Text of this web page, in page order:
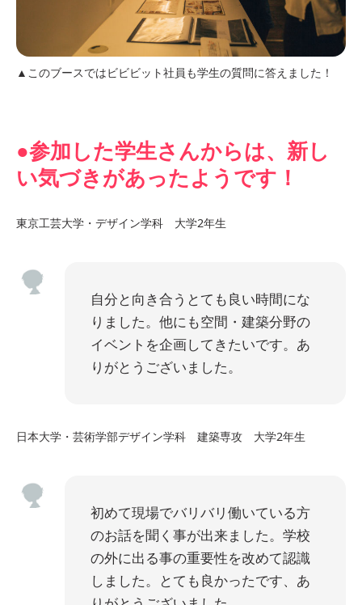
▲このブースではビビビット社員も学生の質問に答えました！
●参加した学生さんからは、新し
い気づきがあったようです！
東京工芸大学・デザイン学科 大学2年生
自分と向き合うとても良い時間にな
りました。他にも空間・建築分野の
イベントを企画してきたいです。あ
りがとうございました。
日本大学・芸術学部デザイン学科 建築専攻 大学2年生
初めて現場でバリバリ働いている方
のお話を聞く事が出来ました。学校
の外に出る事の重要性を改めて認識
しました。とても良かったです、あ